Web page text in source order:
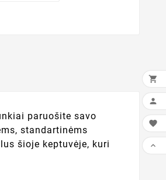
paruošite savo
standartinėms
šioje keptuvėje, kuri



